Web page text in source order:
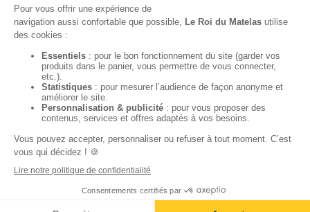
Destockage
Soldes
Conditions Générales de vente magasin
Conditions Générales de vente internet
Mentions Légales
Données personnelles
Codes promo Le Roi du Matelas
Copyright © 2022. All rights reserved.